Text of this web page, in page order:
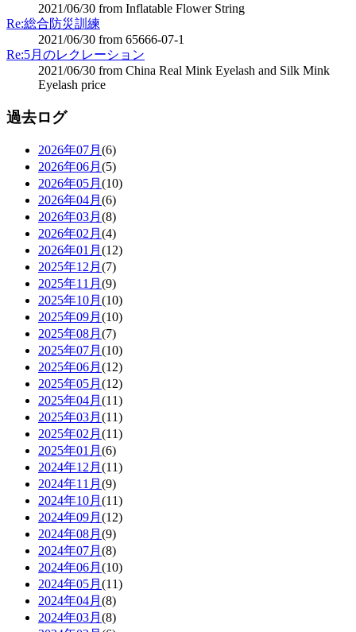
2021/06/30 from Inflatable Flower String
Re:総合防災訓練
2021/06/30 from 65666-07-1
Re:5月のレクレーション
2021/06/30 from China Real Mink Eyelash and Silk Mink
Eyelash price
過去ログ
2026年07月 (6)
2026年06月 (5)
2026年05月 (10)
2026年04月 (6)
2026年03月 (8)
2026年02月 (4)
2026年01月 (12)
2025年12月 (7)
2025年11月 (9)
2025年10月 (10)
2025年09月 (10)
2025年08月 (7)
2025年07月 (10)
2025年06月 (12)
2025年05月 (12)
2025年04月 (11)
2025年03月 (11)
2025年02月 (11)
2025年01月 (6)
2024年12月 (11)
2024年11月 (9)
2024年10月 (11)
2024年09月 (12)
2024年08月 (9)
2024年07月 (8)
2024年06月 (10)
2024年05月 (11)
2024年04月 (8)
2024年03月 (8)